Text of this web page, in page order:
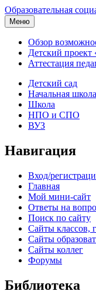
Образовательная
Меню
Обзор
Детский проект
Аттестация
Детский сад
Начальная школа
Школа
НПО и СПО
ВУЗ
Навигация
Вход/
Главная
Мой мини-сайт
Ответы на
Поиск по сайту
Сайты классов,
Сайты
Сайты коллег
Форумы
Библиотека